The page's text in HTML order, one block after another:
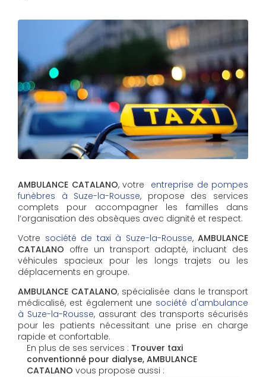
AMBULANCE CATALANO, votre entreprise de pompes
funèbres à Suze-la-Rousse, propose des services
complets pour accompagner les familles dans
l’organisation des obsèques avec dignité et respect.
Votre société de taxi à Suze-la-Rousse, AMBULANCE
CATALANO offre un transport adapté, incluant des
véhicules spacieux pour les longs trajets ou les
déplacements en groupe.
AMBULANCE CATALANO, spécialisée dans le transport
médicalisé, est également une société d'ambulance
à Suze-la-Rousse, assurant des transports sécurisés
pour les patients nécessitant une prise en charge
rapide et confortable.
En plus de ses services : Trouver taxi
conventionné pour dialyse, AMBULANCE
CATALANO vous propose aussi :